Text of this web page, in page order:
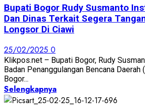
Bupati Bogor Rudy Susmanto
Dan Dinas Terkait Segera
Longsor Di Ciawi
25/02/2025 0
Klikpos.net – Bupati Bogor, Rudy
Badan Penanggulangan Bencana Daerah
Bogor...
Selengkapnya